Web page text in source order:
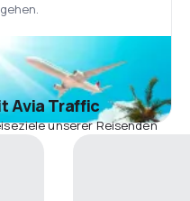
Avia Traffic
unserer Reisenden